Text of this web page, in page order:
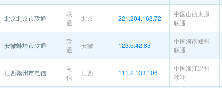
北京北京市联通
联
通
北京 221.204.163.72
中国山西太原
联通
安徽蚌埠市联通
联
通
安徽 123.6.42.83
中国河南郑州
联通
江西赣州市电信
电
信
江西 111.2.133.106
中国浙江温州
移动